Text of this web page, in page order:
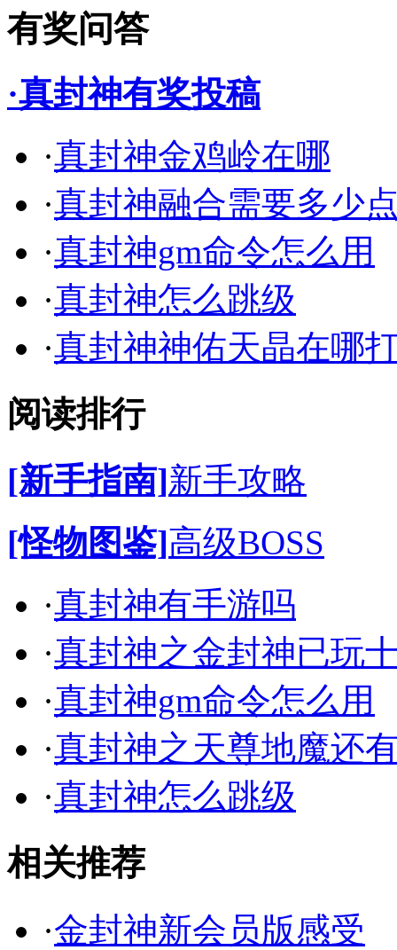
有奖问答
·真封神有奖投稿
·真封神金鸡岭在哪
·真封神融合需要多少
·真封神gm命令怎么用
·真封神怎么跳级
·真封神神佑天晶在哪
阅读排行
[新手指南]新手攻略
[怪物图鉴]高级BOSS
·真封神有手游吗
·真封神之金封神已玩
·真封神gm命令怎么用
·真封神之天尊地魔还
·真封神怎么跳级
相关推荐
·金封神新会员版感受